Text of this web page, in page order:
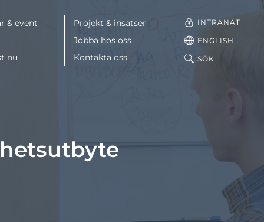
& event
nu
Projekt & insatser
Jobba hos oss
Kontakta oss
INTRANÄT
ENGLISH
SÖK